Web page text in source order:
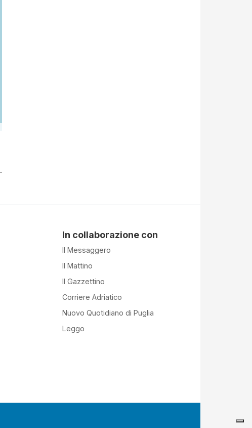
In collaborazione con
Il Messaggero
Il Mattino
Il Gazzettino
Corriere Adriatico
Nuovo Quotidiano di Puglia
Leggo